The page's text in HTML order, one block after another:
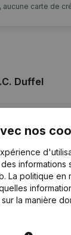
aucune carte de
Duffel
Siège Social -
Nominations(NL)
Demissions -
nos
informations
La politique en
la manière